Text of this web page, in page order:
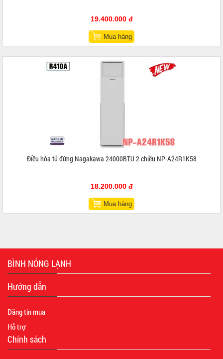
19.400.000 đ
Mua hàng
Điều hòa tủ đứng Nagakawa 24000BTU 2 chiều NP-A24R1K58
18.200.000 đ
Mua hàng
BÌNH NÓNG LẠNH
Hướng dẫn
Đăng tin mua
Hỗ trợ
Chính sách